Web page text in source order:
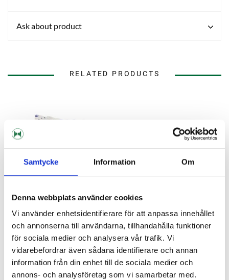
Samtycke Information Om
Denna webbplats använder cookies
Vi använder enhetsidentifierare för att anpassa innehållet
och annonserna till användarna, tillhandahålla funktioner
för sociala medier och analysera vår trafik. Vi
vidarebefordrar även sådana identifierare och annan
information från din enhet till de sociala medier och
annons- och analysföretag som vi samarbetar med.
Ask about product
RELATED PRODUCTS
Extra Ice pack for liquid fresh
19 kr